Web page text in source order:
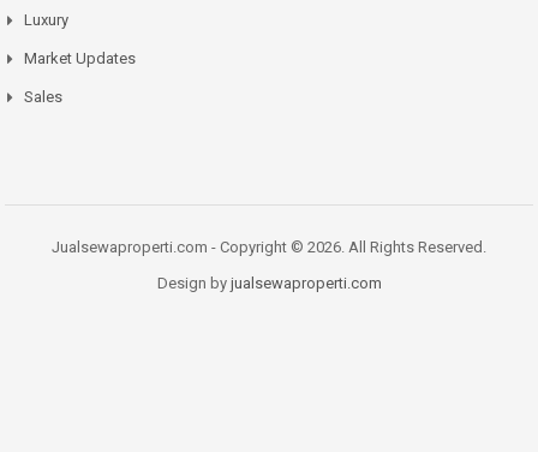
Luxury
Market Updates
Sales
Jualsewaproperti.com - Copyright © 2026. All Rights Reserved.
Design by jualsewaproperti.com